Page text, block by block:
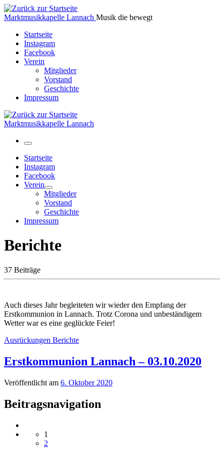
Zum
Inhalt
Marktmusikkapelle Lannach Musik die bewegt
Startseite
Instagram
Facebook
Verein
Mitglieder
Vorstand
Geschichte
Impressum
Marktmusikkapelle Lannach
Menü
Startseite
Instagram
Facebook
Verein
Mitglieder
Vorstand
Geschichte
Impressum
Berichte
37 Beiträge
Auch dieses Jahr begleiteten wir wieder den Empfang der
Erstkommunion in Lannach. Trotz Corona und unbeständigem
Wetter war es eine geglückte Feier!
Ausrückungen Berichte
Erstkommunion Lannach – 03.10.2020
Veröffentlicht am 6. Oktober 2020
Beitragsnavigation
1
2